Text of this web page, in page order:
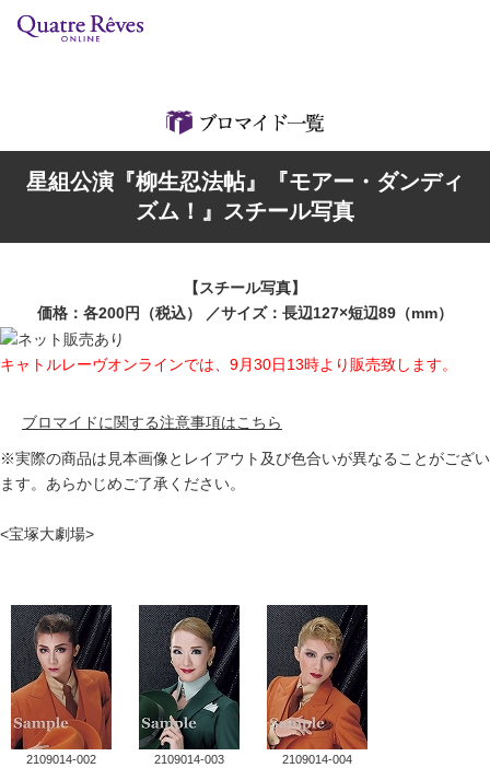
星組公演『柳生忍法帖』『モアー・ダンディ
ズム！』スチール写真
【スチール写真】
価格：各200円（税込） ／サイズ：長辺127×短辺89（mm）
キャトルレーヴオンラインでは、9月30日13時より販売致します。
ブロマイドに関する注意事項はこちら
※実際の商品は見本画像とレイアウト及び色合いが異なることがござい
ます。あらかじめご了承ください。
<宝塚大劇場>
2109014-002
2109014-003
2109014-004
組コレクション
ブック
グッズ
店舗情報
カスタマイズCD
タカラヅカ オフィシャルグッズ&サービス
タカラヅカ・スカイ・ステージ
配信deタカラヅカ
宝塚クリエイティブアーツ オフィシャルサイト